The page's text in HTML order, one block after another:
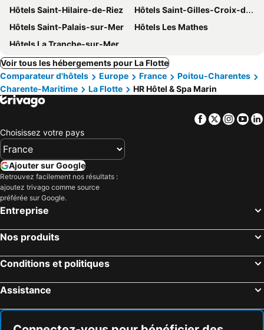
Hôtels Saint-Hilaire-de-Riez
Hôtels Saint-Gilles-Croix-de-Vie
Hôtels Saint-Palais-sur-Mer
Hôtels Les Mathes
Hôtels La Tranche-sur-Mer
Voir tous les hébergements pour La Flotte
Comparateur d'hôtels
Europe France
Poitou-Charentes
Charente-Maritime
La Flotte HR Hôtel & Spa Marin
Facebook
Twitter
Choisissez votre pays
Ajouter sur Google
Retrouvez facilement nos résultats :
ajoutez trivago comme source
préférée sur Google.
Entreprise
Nos produits
Conditions et politiques
Assistance